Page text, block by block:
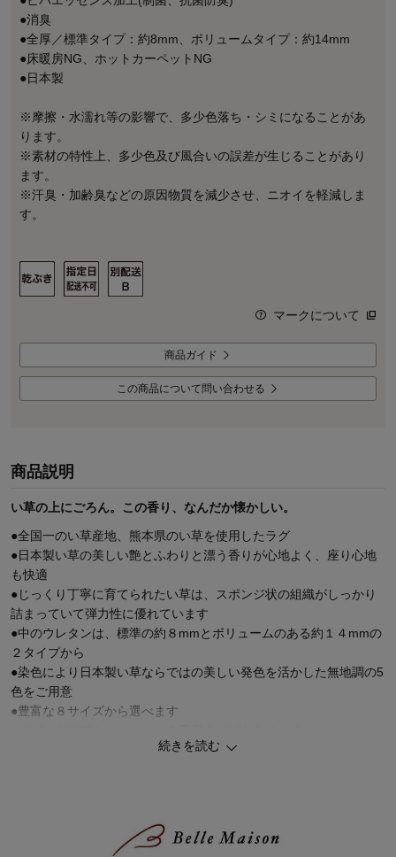
●消臭
●全厚／標準タイプ：約8mm、ボリュームタイプ：約14mm
●床暖房NG、ホットカーペットNG
●日本製
※摩擦・水濡れ等の影響で、多少色落ち・シミになることがあ
ります。
※素材の特性上、多少色及び風合いの誤差が生じることがあり
ます。
※汗臭・加齢臭などの原因物質を減少させ、ニオイを軽減しま
す。
マークについて
商品ガイド
この商品について問い合わせる
商品説明
い草の上にごろん。この香り、なんだか懐かしい。
●全国一のい草産地、熊本県のい草を使用したラグ
●日本製い草の美しい艶とふわりと漂う香りが心地よく、座り心地
も快適
●じっくり丁寧に育てられたい草は、スポンジ状の組織がしっかり
詰まっていて弾力性に優れています
●中のウレタンは、標準の約８mmとボリュームのある約１４mmの
２タイプから
●染色により日本製い草ならではの美しい発色を活かした無地調の5
色をご用意
●豊富な８サイズから選べます
●抗菌防臭効果のあるヒバエッセンス加工付き
ンディ #Bellemaison #ベルメゾンライフスタイル #暮らし磨き #イ
ンテリア #interior #暮らしを楽しむ #丁寧な暮らし #日々の暮らし
続きを読む